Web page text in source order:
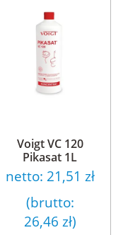
Voigt VC 120
Pikasat 1L
netto: 21,51 zł
(brutto:
26,46 zł)